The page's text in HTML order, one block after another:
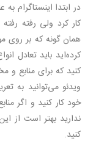
در ابتدا اینستاگرام
کار کرد ولی رفته
همان گونه که بر روی
کرده‌اید باید تعادل
کنید که برای منابع و
ویدئو می‌توانید به
خود کار کنید و اگر
ندارید بهتر است از
کنید.